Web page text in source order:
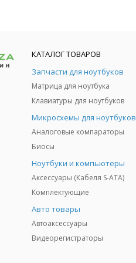
КАТАЛОГ ТОВАРОВ
Запчасти для ноутбуков
Матрица для ноутбука
Клавиатуры для ноутбуков
Микросхемы для ноутбуков
Аналоговые компараторы
Биосы
Ноутбуки и компьютеры
Аксессуары (Кабеля S-ATA)
Комплектующие
Авто товары
Автоаксессуары
Видеорегистраторы